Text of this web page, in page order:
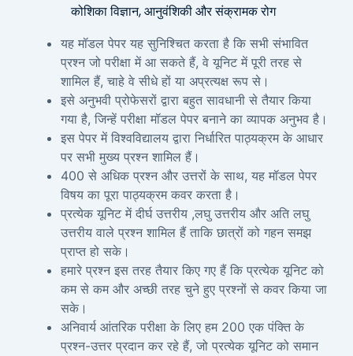
कोशिका विज्ञान, आनुवंशिकी और संक्रामक रोग
यह मॉडल पेपर यह सुनिश्चित करता है कि सभी संभावित
प्रश्न जो परीक्षा में आ सकते हैं, वे यूनिट में पूरी तरह से
शामिल हैं, चाहे वे सीधे हों या अप्रत्यक्ष रूप से।
इसे अनुभवी प्रोफेसरों द्वारा बहुत सावधानी से तैयार किया
गया है, जिन्हें परीक्षा मॉडल पेपर बनाने का व्यापक अनुभव है।
इस पेपर में विश्वविद्यालय द्वारा निर्धारित पाठ्यक्रम के आधार
पर सभी मुख्य प्रश्न शामिल हैं।
400 से अधिक प्रश्न और उत्तरों के साथ, यह मॉडल पेपर
विषय का पूरा पाठ्यक्रम कवर करता है।
प्रत्येक यूनिट में दीर्घ उत्तरीय ,लघु उत्तरीय और अति लघु
उत्तरीय वाले प्रश्न शामिल हैं ताकि छात्रों को गहन समझ
प्राप्त हो सके।
हमारे प्रश्न इस तरह तैयार किए गए हैं कि प्रत्येक यूनिट को
कम से कम और अच्छी तरह चुने हुए प्रश्नों से कवर किया जा
सके।
अनिवार्य आंतरिक परीक्षा के लिए हम 200 एक पंक्ति के
प्रश्न-उत्तर प्रदान कर रहे हैं, जो प्रत्येक यूनिट को समान